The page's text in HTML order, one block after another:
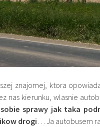
znajomej, ktora
nas kierunku, wlasnie
sprawy jak taka
drogi… Ja autobusem